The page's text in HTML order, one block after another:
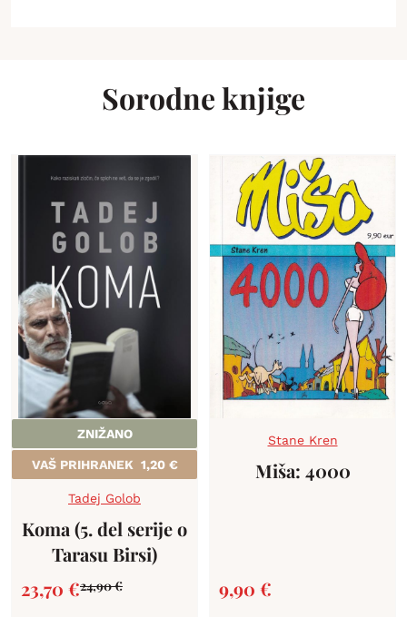
Sorodne knjige
ZNIŽANO
VAŠ PRIHRANEK 1,20 €
Tadej Golob
Koma (5. del serije o
Tarasu Birsi)
24,90€
23,70 €
Stane Kren
Miša: 4000
9,90 €